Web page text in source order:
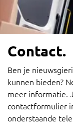
Contact.
Ben je
kunnen bieden?
meer informatie.
contactformulier
onderstaande